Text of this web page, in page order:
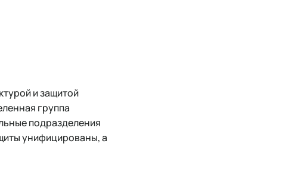
и защитой
группа
подразделения
унифицированы, а